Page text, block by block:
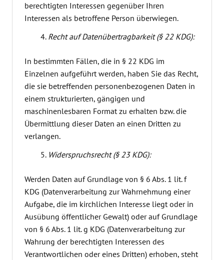
berechtigten Interessen gegenüber Ihren
Interessen als betroffene Person überwiegen.
Recht auf Datenübertragbarkeit (§ 22 KDG):
In bestimmten Fällen, die in § 22 KDG im
Einzelnen aufgeführt werden, haben Sie das Recht,
die sie betreffenden personenbezogenen Daten in
einem strukturierten, gängigen und
maschinenlesbaren Format zu erhalten bzw. die
Übermittlung dieser Daten an einen Dritten zu
verlangen.
Widerspruchsrecht (§ 23 KDG):
Werden Daten auf Grundlage von § 6 Abs. 1 lit. f
KDG (Datenverarbeitung zur Wahrnehmung einer
Aufgabe, die im kirchlichen Interesse liegt oder in
Ausübung öffentlicher Gewalt) oder auf Grundlage
von § 6 Abs. 1 lit. g KDG (Datenverarbeitung zur
Wahrung der berechtigten Interessen des
Verantwortlichen oder eines Dritten) erhoben, steht